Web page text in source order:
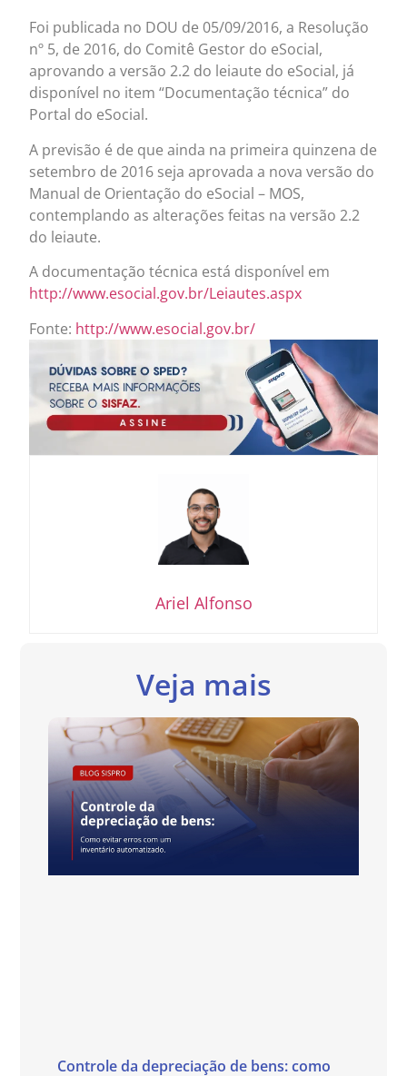
Foi publicada no DOU de 05/09/2016, a Resolução
nº 5, de 2016, do Comitê Gestor do eSocial,
aprovando a versão 2.2 do leiaute do eSocial, já
disponível no item “Documentação técnica” do
Portal do eSocial.
A previsão é de que ainda na primeira quinzena de
setembro de 2016 seja aprovada a nova versão do
Manual de Orientação do eSocial – MOS,
contemplando as alterações feitas na versão 2.2
do leiaute.
A documentação técnica está disponível em
http://www.esocial.gov.br/Leiautes.aspx
Fonte: http://www.esocial.gov.br/
Ariel Alfonso
Veja mais
Controle da depreciação de bens: como